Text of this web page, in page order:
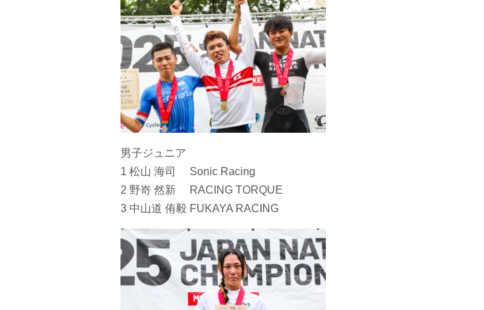
男子ジュニア
1 松山 海司 Sonic Racing
2 野嵜 然新 RACING TORQUE
3 中山道 侑毅 FUKAYA RACING